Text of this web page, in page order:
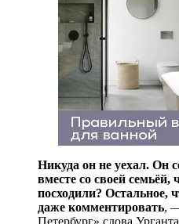
Никуда он не уехал. Он
вместе со своей семьёй,
посходили? Остальное,
даже комментировать,
Петербург» слова